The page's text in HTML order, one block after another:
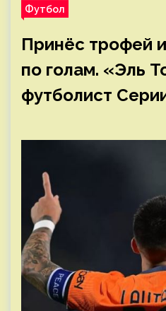
Футбол
Принёс трофей
по голам. «Эль
футболист